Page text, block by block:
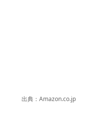
出典：Amazon.co.jp